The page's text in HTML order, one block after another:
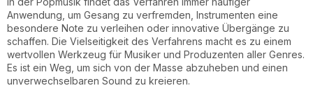
Anwendung, um Gesang zu verfremden, Instrumenten eine
besondere Note zu verleihen oder innovative Übergänge zu
schaffen. Die Vielseitigkeit des Verfahrens macht es zu einem
wertvollen Werkzeug für Musiker und Produzenten aller Genres.
Es ist ein Weg, um sich von der Masse abzuheben und einen
unverwechselbaren Sound zu kreieren.